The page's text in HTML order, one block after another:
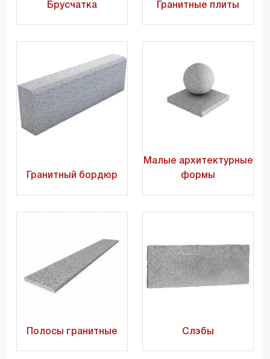
Брусчатка Гранитные плиты
Гранитный бордюр
Малые архитектурные
формы
Полосы гранитные Слэбы